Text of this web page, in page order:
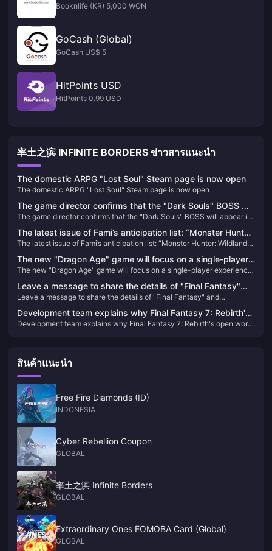
Booknlife (KR) 5,000 WON
GoCash (Global)
GoCash US$ 5
HitPoints USD
HitPoints 0.99 USD
率土之滨 INFINITE BORDERS ข่าวสารแนะนำ
The domestic ARPG "Lost Soul" Steam page is now open
The domestic ARPG "Lost Soul" Steam page is now open
The game director confirms that the "Dark Souls" BOSS will
appear in "Elden's Circle: Reign of Night"
The game director confirms that the "Dark Souls" BOSS will appear in
The latest issue of Fami’s anticipation list: “Monster Hunter:
Wildlands” returns to the top of the list
The latest issue of Fami’s anticipation list: “Monster Hunter: Wildlands”
The new "Dragon Age" game will focus on a single-player
experience and will not include real-time services
The new "Dragon Age" game will focus on a single-player experience
Leave a message to share the details of "Final Fantasy"
and PlayStation and draw 3 PS5 thin and light console
cases.
Leave a message to share the details of "Final Fantasy" and
Development team explains why Final Fantasy 7: Rebirth's
open world is so important
Development team explains why Final Fantasy 7: Rebirth's open world
สินค้าแนะนำ
Free Fire Diamonds (ID)
INDONESIA
Cyber Rebellion Coupon
GLOBAL
率土之滨 Infinite Borders
GLOBAL
Extraordinary Ones EOMOBA Card (Global)
GLOBAL